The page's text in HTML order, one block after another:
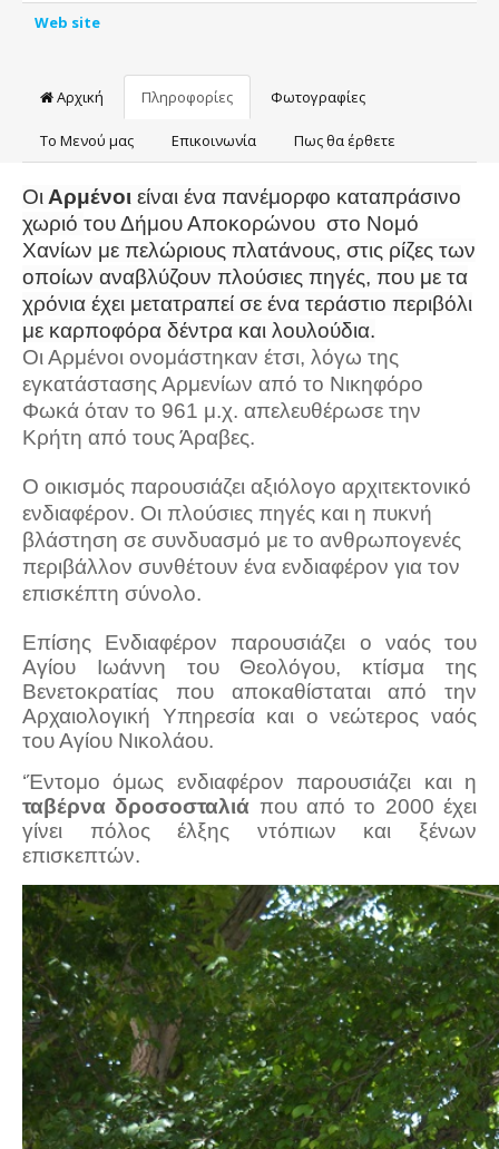
Web site
Αρχική Πληροφορίες Φωτογραφίες
Το Μενού μας Επικοινωνία Πως θα έρθετε
ΟιΑρμένοι είναι ένα πανέμορφο καταπράσινο
χωριό του Δήμου Αποκορώνου στο Νομό
Χανίων με πελώριους πλατάνους, στις ρίζες των
οποίων αναβλύζουν πλούσιες πηγές, που με τα
χρόνια έχει μετατραπεί σε ένα τεράστιο περιβόλι
με καρποφόρα δέντρα και λουλούδια.
Οι Αρμένοι ονομάστηκαν έτσι, λόγω της
εγκατάστασης Αρμενίων από το Νικηφόρο
Φωκά όταν το 961 μ.χ. απελευθέρωσε την
Κρήτη από τους Άραβες.
Ο οικισμός παρουσιάζει αξιόλογο αρχιτεκτονικό
ενδιαφέρον. Οι πλούσιες πηγές και η πυκνή
βλάστηση σε συνδυασμό με το ανθρωπογενές
περιβάλλον συνθέτουν ένα ενδιαφέρον για τον
επισκέπτη σύνολο.
Επίσης Ενδιαφέρον παρουσιάζει ο ναός του
Αγίου Ιωάννη του Θεολόγου, κτίσμα της
Βενετοκρατίας που αποκαθίσταται από την
Αρχαιολογική Υπηρεσία και ο νεώτερος ναός
του Αγίου Νικολάου.
‘Έντομο όμως ενδιαφέρον παρουσιάζει και η
ταβέρνα δροσοσταλιά που από το 2000 έχει
γίνει πόλος έλξης ντόπιων και ξένων
επισκεπτών.